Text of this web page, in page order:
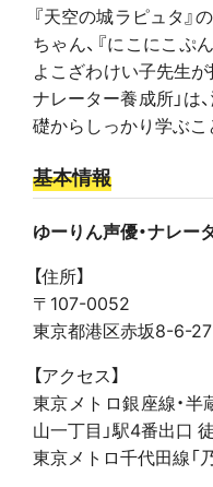
『天空の城ラピュタ』
ちゃん、『にこにこぷ
よこざわけい子先生が
ナレーター養成所」は
礎からしっかり学ぶこ
基本情報
ゆーりん声優・ナレー
【住所】
〒107-0052
東京都港区赤坂8-6-
【アクセス】
東京メトロ銀座線・半
山一丁目」駅4番出口
東京メトロ千代田線「